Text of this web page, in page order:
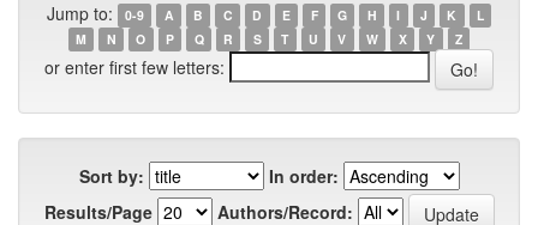
Jump to: 0-9 A B C D E F G H I J K
L
M
N O P Q R S T U V W X Y Z
or enter first few letters:
Sort by:
In order:
Results/Page
Authors/Record: